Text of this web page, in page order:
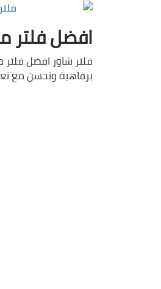
افضل فلتر
فلتر شاور افضل
برفاهية وتحسن مع